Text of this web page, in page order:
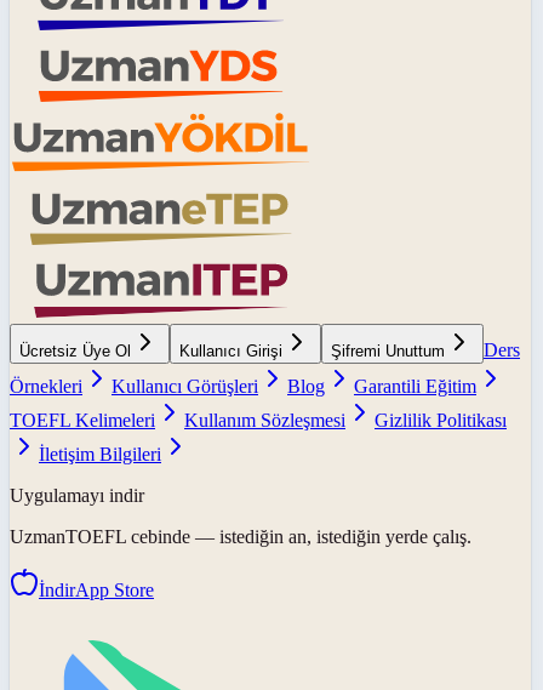
Ücretsiz Üye Ol Kullanıcı Girişi Şifremi Unuttum
Ders
Örnekleri
Kullanıcı Görüşleri Blog
Garantili Eğitim
TOEFL Kelimeleri
Kullanım Sözleşmesi
Gizlilik Politikası
İletişim Bilgileri
Uygulamayı indir
UzmanTOEFL cebinde — istediğin an, istediğin yerde çalış.
İndirApp Store